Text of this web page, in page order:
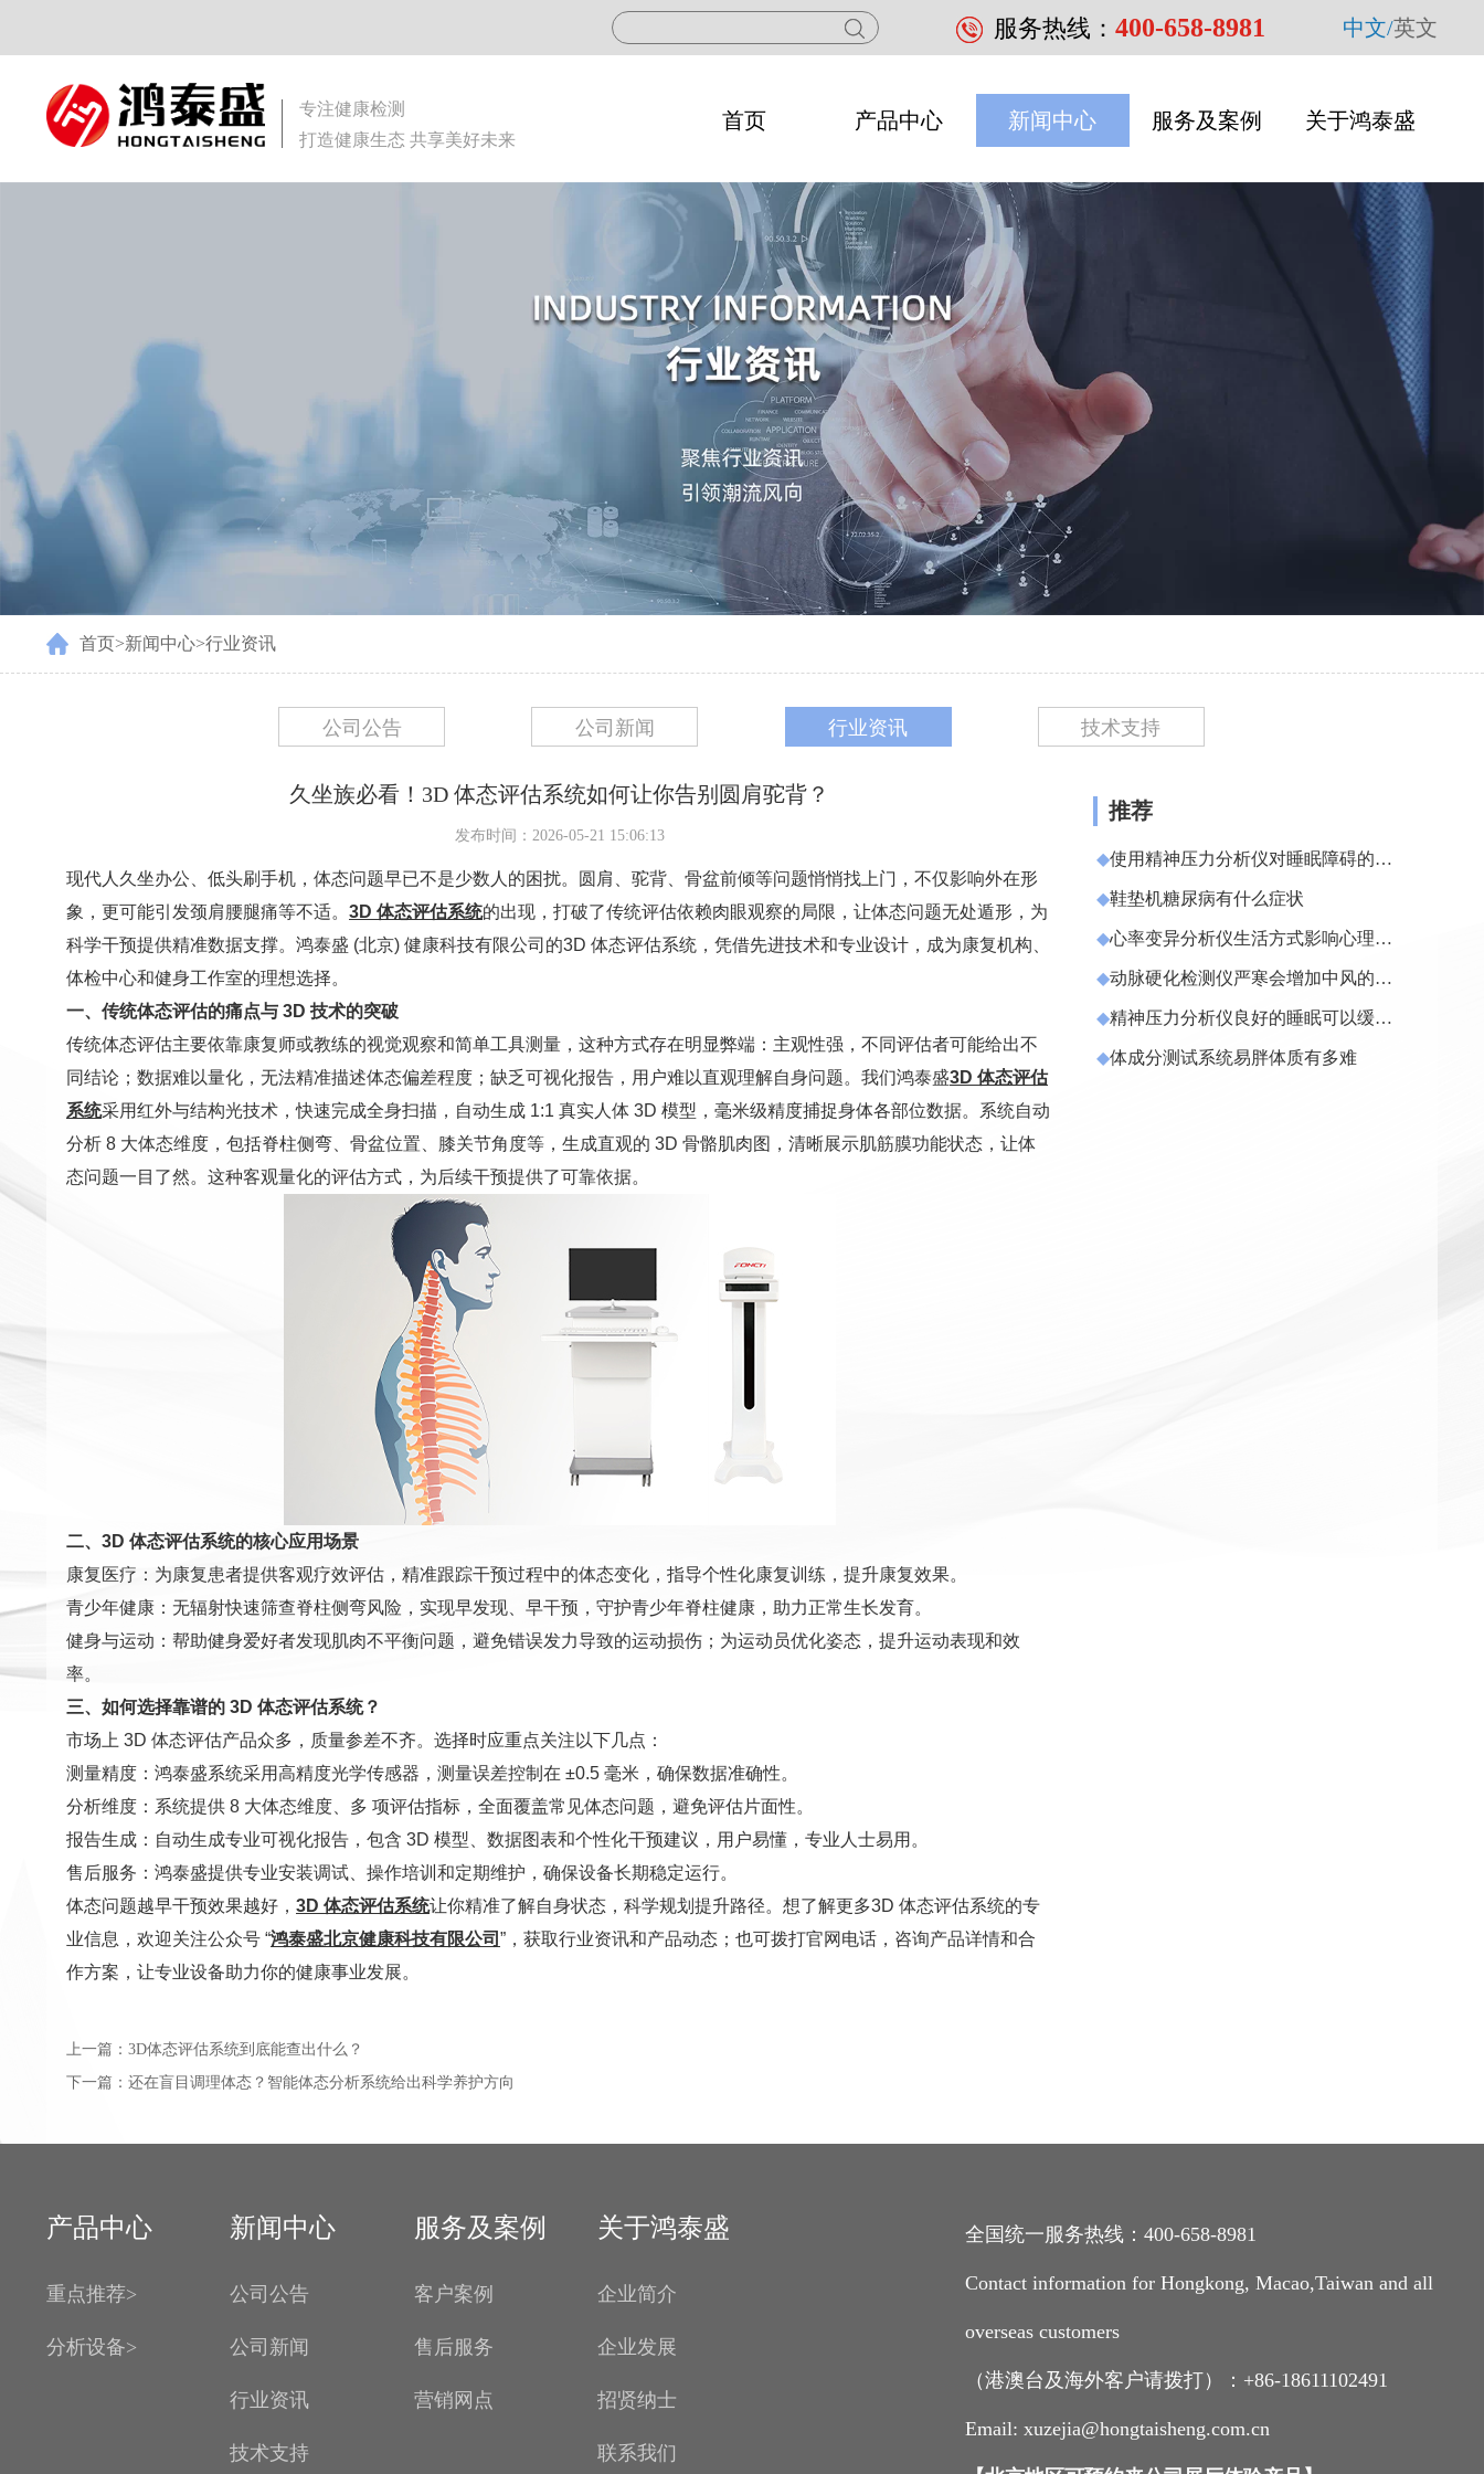
中文/英文
服务热线： 400-658-8981
专注健康检测
打造健康生态 共享美好未来
首页 产品中心 新闻中心 服务及案例 关于鸿泰盛
首页>新闻中心>行业资讯
公司公告 公司新闻 行业资讯 技术支持
久坐族必看！3D 体态评估系统如何让你告别圆肩驼背？
发布时间：2026-05-21 15:06:13
现代人久坐办公、低头刷手机，体态问题早已不是少数人的困扰。圆肩、驼背、骨盆前倾等问题悄悄找上门，不仅影响外在形
象，更可能引发颈肩腰腿痛等不适。3D 体态评估系统的出现，打破了传统评估依赖肉眼观察的局限，让体态问题无处遁形，为
科学干预提供精准数据支撑。鸿泰盛 (北京) 健康科技有限公司的3D 体态评估系统，凭借先进技术和专业设计，成为康复机构、
体检中心和健身工作室的理想选择。
一、传统体态评估的痛点与 3D 技术的突破
传统体态评估主要依靠康复师或教练的视觉观察和简单工具测量，这种方式存在明显弊端：主观性强，不同评估者可能给出不
同结论；数据难以量化，无法精准描述体态偏差程度；缺乏可视化报告，用户难以直观理解自身问题。我们鸿泰盛3D 体态评估
系统采用红外与结构光技术，快速完成全身扫描，自动生成 1:1 真实人体 3D 模型，毫米级精度捕捉身体各部位数据。系统自动
分析 8 大体态维度，包括脊柱侧弯、骨盆位置、膝关节角度等，生成直观的 3D 骨骼肌肉图，清晰展示肌筋膜功能状态，让体
态问题一目了然。这种客观量化的评估方式，为后续干预提供了可靠依据。
二、3D 体态评估系统的核心应用场景
康复医疗：为康复患者提供客观疗效评估，精准跟踪干预过程中的体态变化，指导个性化康复训练，提升康复效果。
青少年健康：无辐射快速筛查脊柱侧弯风险，实现早发现、早干预，守护青少年脊柱健康，助力正常生长发育。
健身与运动：帮助健身爱好者发现肌肉不平衡问题，避免错误发力导致的运动损伤；为运动员优化姿态，提升运动表现和效
率。
三、如何选择靠谱的 3D 体态评估系统？
市场上 3D 体态评估产品众多，质量参差不齐。选择时应重点关注以下几点：
测量精度：鸿泰盛系统采用高精度光学传感器，测量误差控制在 ±0.5 毫米，确保数据准确性。
分析维度：系统提供 8 大体态维度、多 项评估指标，全面覆盖常见体态问题，避免评估片面性。
报告生成：自动生成专业可视化报告，包含 3D 模型、数据图表和个性化干预建议，用户易懂，专业人士易用。
售后服务：鸿泰盛提供专业安装调试、操作培训和定期维护，确保设备长期稳定运行。
体态问题越早干预效果越好，3D 体态评估系统让你精准了解自身状态，科学规划提升路径。想了解更多3D 体态评估系统的专
业信息，欢迎关注公众号 “鸿泰盛北京健康科技有限公司”，获取行业资讯和产品动态；也可拨打官网电话，咨询产品详情和合
作方案，让专业设备助力你的健康事业发展。
上一篇：3D体态评估系统到底能查出什么？
下一篇：还在盲目调理体态？智能体态分析系统给出科学养护方向
推荐
◆使用精神压力分析仪对睡眠障碍的评
◆​鞋垫机糖尿病有什么症状
◆心率变异分析仪生活方式影响心理健
◆动脉硬化检测仪严寒会增加中风的发
◆精神压力分析仪良好的睡眠可以缓解
◆体成分测试系统易胖体质有多难
产品中心
重点推荐>
分析设备>
新闻中心
公司公告
公司新闻
行业资讯
技术支持
服务及案例
客户案例
售后服务
营销网点
关于鸿泰盛
企业简介
企业发展
招贤纳士
联系我们
全国统一服务热线：400-658-8981
Contact information for Hongkong, Macao,Taiwan and all
overseas customers
（港澳台及海外客户请拨打）：+86-18611102491
Email: xuzejia@hongtaisheng.com.cn